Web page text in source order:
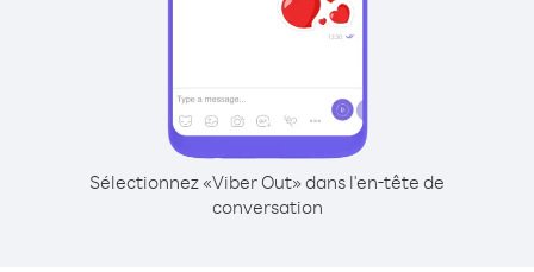
Sélectionnez «Viber Out» dans l'en-tête de
conversation